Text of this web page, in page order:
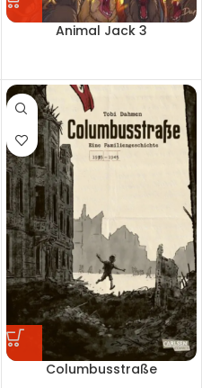
Animal Jack 3
Columbusstraße